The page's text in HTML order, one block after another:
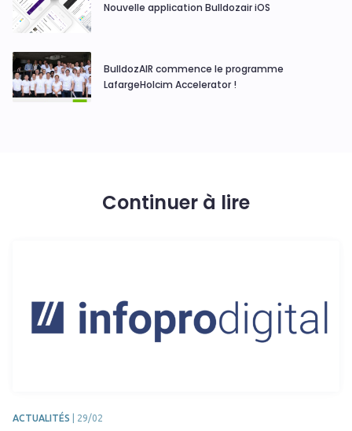
Nouvelle application Bulldozair iOS
BulldozAIR commence le programme
LafargeHolcim Accelerator !
Continuer à lire
ACTUALITÉS 29/02